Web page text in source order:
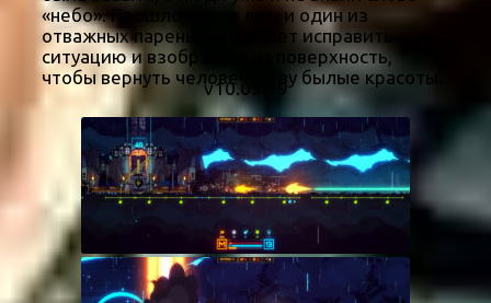
«небо». Прошло много лет, и один из
отважных пареньков решает исправить
ситуацию и взобраться на поверхность,
чтобы вернуть человечеству былые красоты.
v10.09.19